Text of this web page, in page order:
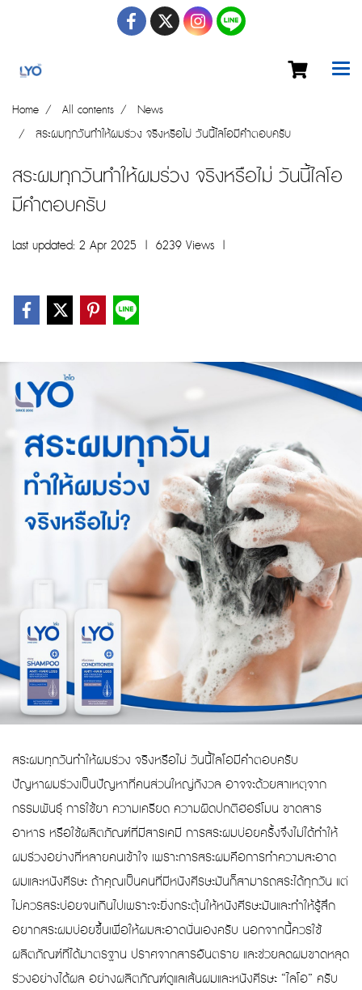
Home All contents
News
สระผมทุกวันทำให้ผมร่วง จริงหรือไม่ วันนี้ไลโอมีคำตอบครับ
สระผมทุกวันทำให้ผมร่วง จริงหรือไม่ วันนี้ไลโอ
มีคำตอบครับ
Last updated: 2 Apr 2025 | 6239 Views |
สระผมทุกวันทำให้ผมร่วง จริงหรือไม่ วันนี้ไลโอมีคำตอบครับ
ปัญหาผมร่วงเป็นปัญหาที่คนส่วนใหญ่กังวล อาจจะด้วยสาเหตุจาก
กรรมพันธุ์ การใช้ยา ความเครียด ความผิดปกติฮอร์โมน ขาดสาร
อาหาร หรือใช้ผลิตภัณฑ์ที่มีสารเคมี การสระผมบ่อยครั้งจึงไม่ได้ทำให้
ผมร่วงอย่างที่หลายคนเข้าใจ เพราะการสระผมคือการทำความสะอาด
ผมและหนังศีรษะ ถ้าคุณเป็นคนที่มีหนังศีรษะมันก็สามารถสระได้ทุกวัน แต่
ไม่ควรสระบ่อยจนเกินไปเพราะจะยิ่งกระตุ้นให้หนังศีรษะมันและทำให้รู้สึก
อยากสระผมบ่อยขึ้นเพื่อให้ผมสะอาดนั่นเองครับ นอกจากนี้ควรใช้
ผลิตภัณฑ์ที่ได้มาตรฐาน ปราศจากสารอันตราย และช่วยลดผมขาดหลุด
ร่วงอย่างได้ผล อย่างผลิตภัณฑ์ดูแลเส้นผมและหนังศีรษะ “ไลโอ” ครับ